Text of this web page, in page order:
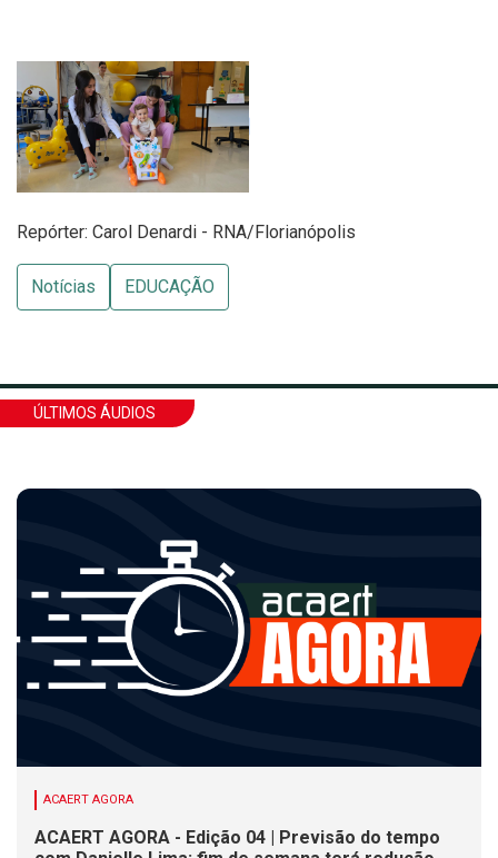
Repórter: Carol Denardi - RNA/Florianópolis
Notícias EDUCAÇÃO
ÚLTIMOS ÁUDIOS
ACAERT AGORA
ACAERT AGORA - Edição 04 | Previsão do tempo